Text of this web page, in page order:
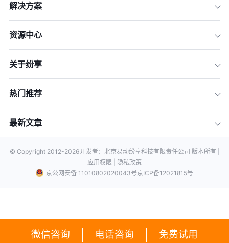
微信咨询 电话咨询 免费试用
解决方案
资源中心
关于纷享
热门推荐
最新文章
© Copyright 2012-2026开发者：北京易动纷享科技有限责任公司 版本所有 |
应用权限 |
隐私政策
京公网安备 11010802020043号京ICP备12021815号